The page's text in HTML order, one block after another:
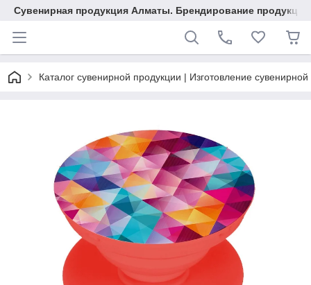
Сувенирная продукция Алматы. Брендирование
Каталог сувенирной продукции | Изготовление